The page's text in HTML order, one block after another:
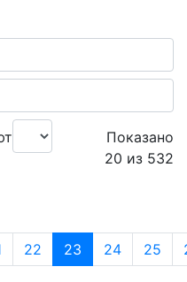
Показано
20 из 532
22 23 24 25